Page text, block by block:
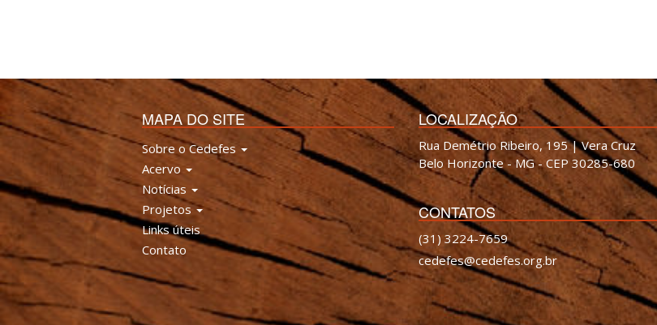
MAPA DO SITE
Sobre o Cedefes
Acervo
Notícias
Projetos
Links úteis
Contato
LOCALIZAÇÃO
Rua Demétrio Ribeiro, 195 | Vera Cruz
Belo Horizonte - MG - CEP 30285-680
CONTATOS
(31) 3224-7659
cedefes@cedefes.org.br